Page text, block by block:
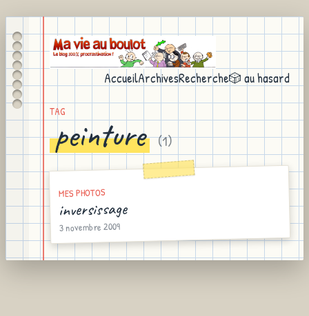
AccueilArchivesRecherche🎲 au hasard
TAG
peinture (1)
MES PHOTOS
inversissage
3 novembre 2009